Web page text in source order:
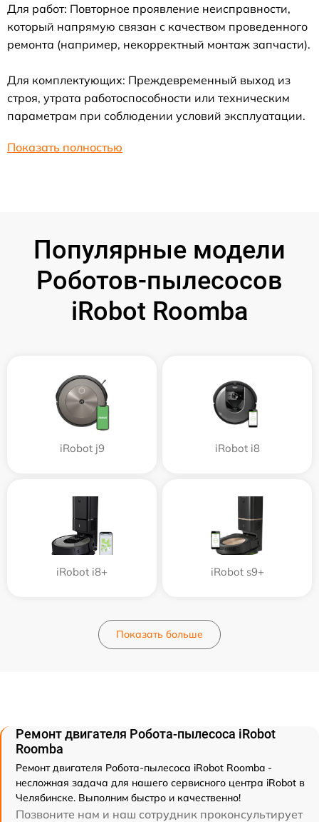
Для работ: Повторное проявление неисправности,
который напрямую связан с качеством проведенного
ремонта (например, некорректный монтаж запчасти).
Для комплектующих: Преждевременный выход из
строя, утрата работоспособности или техническим
параметрам при соблюдении условий эксплуатации.
Показать полностью
Популярные модели
Роботов-пылесосов
iRobot Roomba
iRobot j9 iRobot i8
iRobot i8+ iRobot s9+
Показать больше
Ремонт двигателя Робота-пылесоса iRobot
Roomba
Ремонт двигателя Робота-пылесоса iRobot Roomba -
несложная задача для нашего сервисного центра iRobot в
Челябинске. Выполним быстро и качественно!
Позвоните нам и наш сотрудник проконсультирует